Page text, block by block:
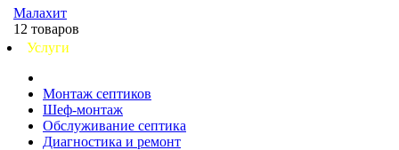
Малахит
12 товаров
Услуги
Монтаж септиков
Шеф-монтаж
Обслуживание септика
Диагностика и ремонт